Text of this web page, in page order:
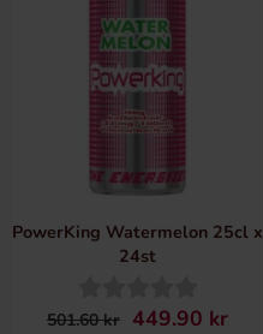
PowerKing Watermelon 25cl x
24st
501.60 kr 449.90 kr